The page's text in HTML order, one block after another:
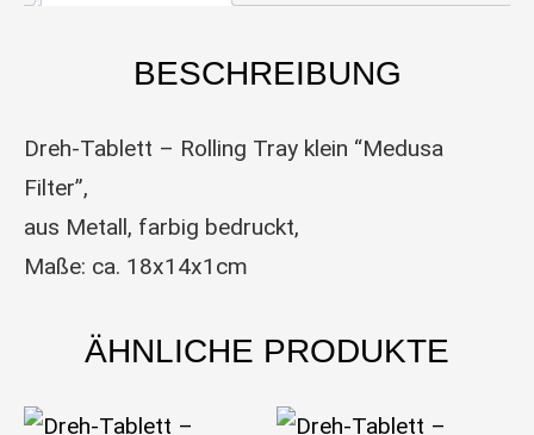
BESCHREIBUNG
Dreh-Tablett – Rolling Tray klein “Medusa
Filter”,
aus Metall, farbig bedruckt,
Maße: ca. 18x14x1cm
ÄHNLICHE PRODUKTE